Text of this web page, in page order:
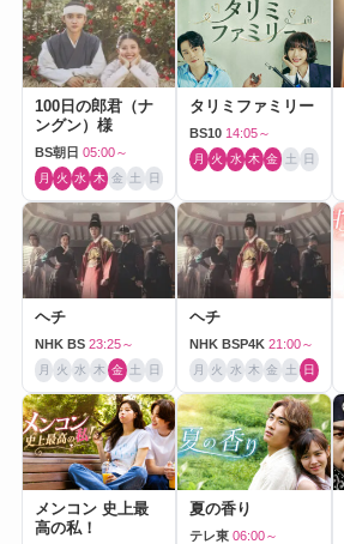
100日の郎君（ナ
ングン）様
BS朝日 05:00～
月 火 水 木 金 土 日
タリミファミリー
BS10 14:05～
月 火 水 木 金 土 日
ヘチ
NHK BS 23:25～
月 火 水 木 金 土 日
ヘチ
NHK BSP4K 21:00～
月 火 水 木 金 土 日
メンコン 史上最
高の私！
夏の香り
テレ東 06:00～